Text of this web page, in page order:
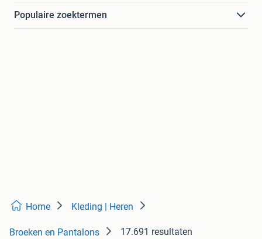
Populaire zoektermen
Home Kleding | Heren
Broeken en Pantalons 17.691 resultaten